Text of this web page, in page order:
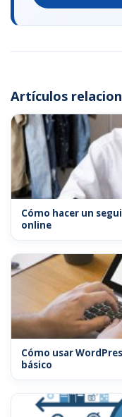
Artículos
Cómo hacer un
online
Cómo usar
básico